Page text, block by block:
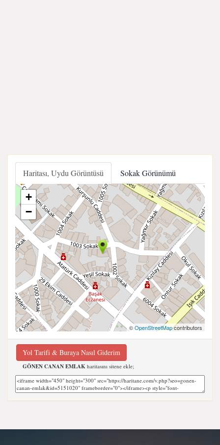
Haritası, Uydu Görüntüsü Sokak Görünümü
+
−
©OpenStreetMapcontributors
Yol Tarifi & Buraya Nasıl Giderim
GÖNEN CANAN EMLAK haritasını sitene ekle;